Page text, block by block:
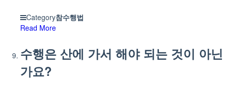
Category참수행법
Read More
수행은 산에 가서 해야 되는 것이 아닌
가요?